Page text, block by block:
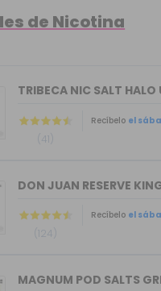
de Nicotina
TRIBECA NIC SALT HALO
(41)
Recíbelo el
DON JUAN RESERVE
(124)
Recíbelo el
MAGNUM POD SALTS